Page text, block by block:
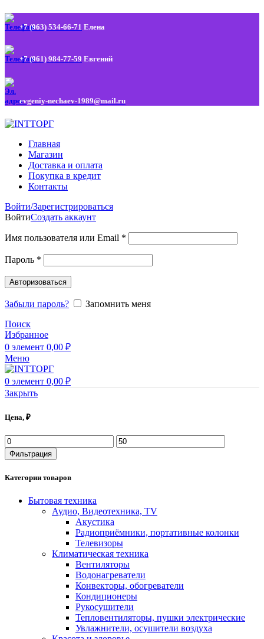
+7 (963) 534-66-71 Елена
+7 (961) 984-77-59 Евгений
evgeniy-nechaev-1989@mail.ru
Главная
Магазин
Доставка и оплата
Покупка в кредит
Контакты
Войти/Зарегистрироваться
ВойтиСоздать аккаунт
Имя пользователя или Email *
Пароль *
Авторизоваться
Забыли пароль?
Запомнить меня
Поиск
Избранное
0 элемент 0,00 ₽
Меню
0 элемент 0,00 ₽
Закрыть
Цена, ₽
Фильтрация
Категории товаров
Бытовая техника
Аудио, Видеотехника, TV
Акустика
Радиоприёмники, портативные колонки
Телевизоры
Климатическая техника
Вентиляторы
Водонагреватели
Конвекторы, обогреватели
Кондиционеры
Рукосушители
Тепловентиляторы, пушки электрические
Увлажнители, осушители воздуха